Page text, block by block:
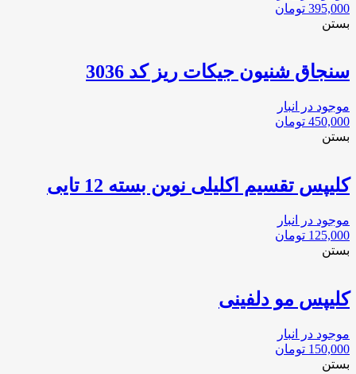
395,000 تومان
بستن
سنجاق شنيون جيكات ريز كد 3036
موجود در انبار
450,000 تومان
بستن
کلیپس تقسیم اکلیلی نوین بسته 12 تایی
موجود در انبار
125,000 تومان
بستن
کلیپس مو دلفینی
موجود در انبار
150,000 تومان
بستن